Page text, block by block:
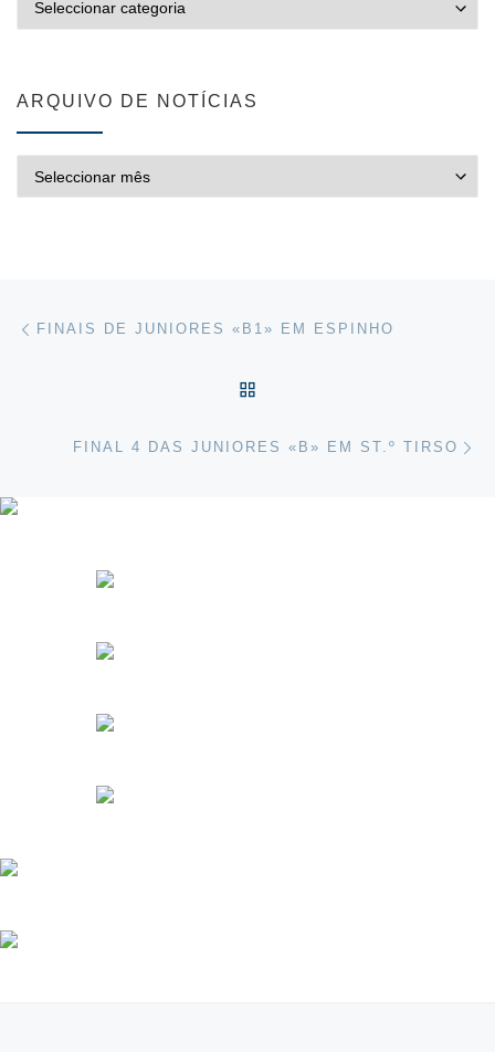
ARQUIVO DE NOTÍCIAS
Post navigation
FINAIS DE JUNIORES «B1» EM ESPINHO
FINAL 4 DAS JUNIORES «B» EM ST.º TIRSO